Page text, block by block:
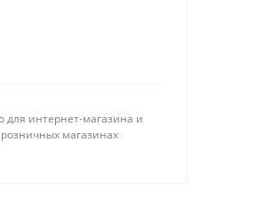
для интернет-магазина и
магазинах